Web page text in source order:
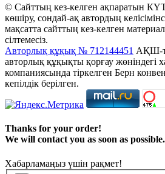
© Сайттың кез-келген ақпаратын
көшіру, сондай-ақ автордың
мақсатта сайттың кез-келген
сілтемесіз.
Авторлық құқық № 712144451 АҚШ-
авторлық құқықты қорғау жөніндегі
компаниясында тіркелген Берн
кепілдік берілген.
Thanks for your order!
We will contact you as soon as possible.
Хабарламаңыз үшін рақмет!